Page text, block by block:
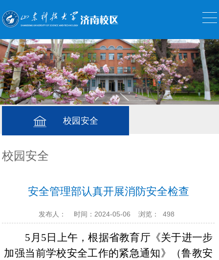
校园安全
校园安全
安全管理部认真开展消防安全检查
发布人： 时间：2024-05-06 浏览： 498
5 月 5 日上午，根据省教育厅《关于进一步
加强当前学校安全工作的紧急通知》（鲁教安